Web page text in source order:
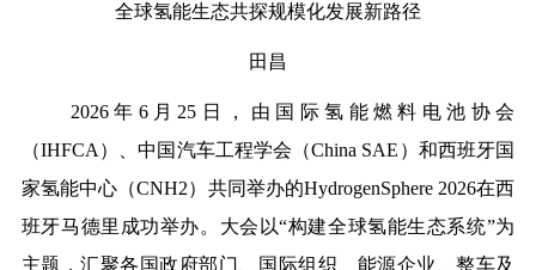
全球氢能生态共探规模化发展新路径
田昌
2026年6月25日，由国际氢能燃料电池协会
（IHFCA）、中 国汽车工程学会（China SAE）和西班牙国
家氢能中心（CNH2）共同举办的HydrogenSphere 2026在西
班牙马德里成功举办。大会以“构建全球氢能生态系统”为
主题，汇聚各国政府部门、国际组织、能源企业、整车及